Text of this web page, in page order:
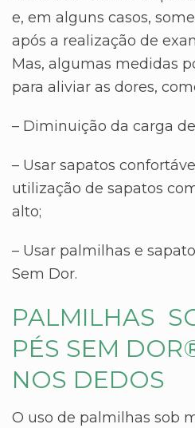
e, em alguns casos,
após a realização de
Mas, algumas medidas
para aliviar as dores,
– Diminuição da carga
– Usar sapatos
utilização de sapatos
alto;
– Usar palmilhas e
Sem Dor.
PALMILHAS
PÉS SEM
NOS DEDOS
O uso de palmilhas sob